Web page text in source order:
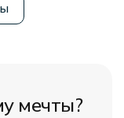
мечты?